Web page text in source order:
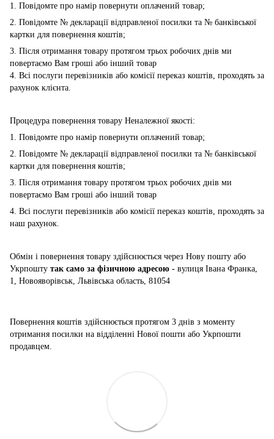
1. Повідомте про намір повернути оплачений товар;
2. Повідомте № декларації відправленої посилки та № банківської
картки для повернення коштів;
3. Після отримання товару протягом трьох робочих днів ми
повертаємо Вам гроші або інший товар
4. Всі послуги перевізників або комісії переказ коштів, проходять за
рахунок клієнта.
Процедура повернення товару Неналежної якості:
1. Повідомте про намір повернути оплачений товар;
2. Повідомте № декларації відправленої посилки та № банківської
картки для повернення коштів;
3. Після отримання товару протягом трьох робочих днів ми
повертаємо Вам гроші або інший товар
4. Всі послуги перевізників або комісії переказ коштів, проходять за
наш рахунок.
Обмін і повернення товару здійснюється через Нову пошту або
Укрпошту так само за фізичною адресою - вулиця Івана Франка,
1, Новояворівськ, Львівська область, 81054
Повернення коштів здійснюється протягом 3 днів з моменту
отримання посилки на відділенні Нової пошти або Укрпошти
продавцем.